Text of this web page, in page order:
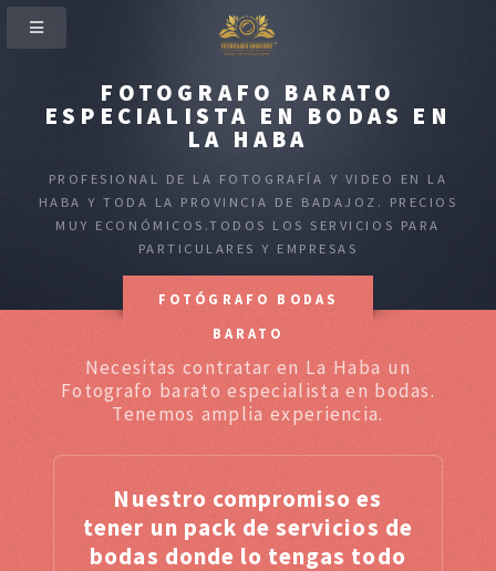
FOTOGRAFO BARATO
ESPECIALISTA EN BODAS EN
LA HABA
PROFESIONAL DE LA FOTOGRAFÍA Y VIDEO EN LA
HABA Y TODA LA PROVINCIA DE BADAJOZ. PRECIOS
MUY ECONÓMICOS.TODOS LOS SERVICIOS PARA
PARTICULARES Y EMPRESAS
FOTÓGRAFO BODAS
BARATO
Necesitas contratar en La Haba un
Fotografo barato especialista en bodas.
Tenemos amplia experiencia.
Nuestro compromiso es
tener un pack de servicios de
bodas donde lo tengas todo